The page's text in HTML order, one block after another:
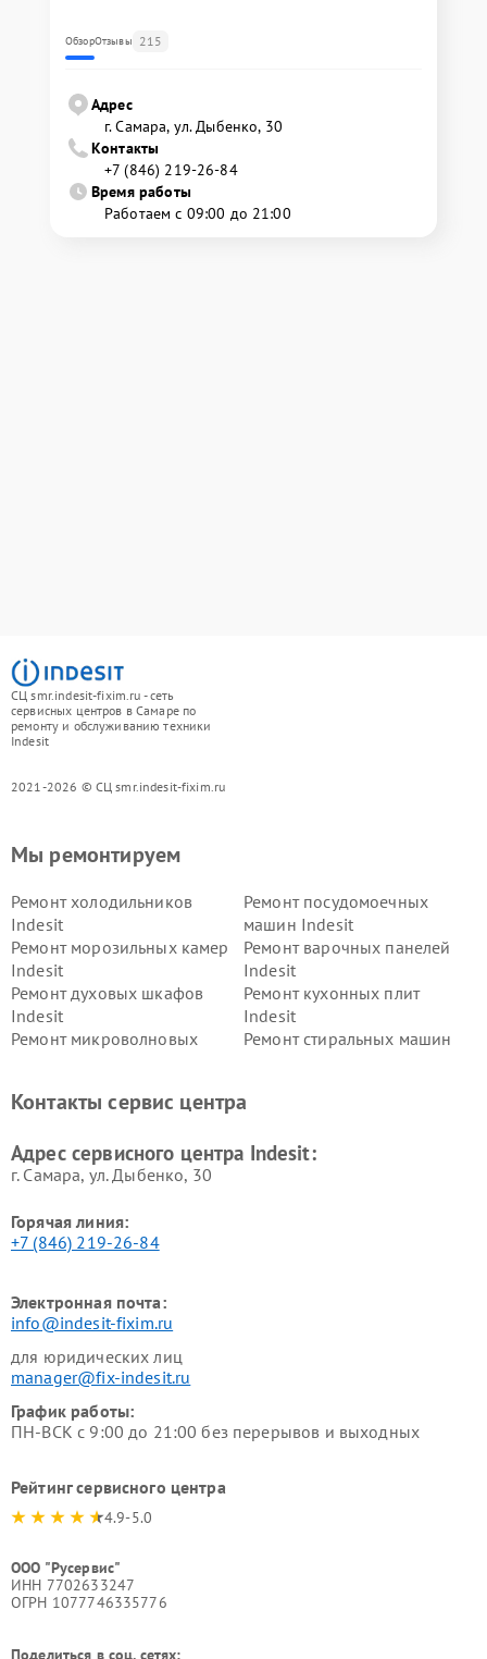
ОбзорОтзывы 215
Адрес
г. Самара, ул. Дыбенко, 30
Контакты
+7 (846) 219-26-84
Время работы
Работаем с 09:00 до 21:00
СЦ smr.indesit-fixim.ru - сеть
сервисных центров в Самаре по
ремонту и обслуживанию техники
Indesit
2021-2026 © СЦ smr.indesit-fixim.ru
Мы ремонтируем
Ремонт холодильников
Indesit
Ремонт посудомоечных
машин Indesit
Ремонт морозильных камер
Indesit
Ремонт варочных панелей
Indesit
Ремонт духовых шкафов
Indesit
Ремонт кухонных плит
Indesit
Ремонт микроволновых
Ремонт стиральных машин
Indesit
Indesit
Контакты сервис центра
Адрес сервисного центра Indesit:
г. Самара, ул. Дыбенко, 30
Горячая линия:
+7 (846) 219-26-84
Электронная почта:
info@indesit-fixim.ru
для юридических лиц
manager@fix-indesit.ru
График работы:
ПН-ВСК с 9:00 до 21:00 без перерывов и выходных
Рейтинг сервисного центра
4.9-5.0
ООО "Русервис"
ИНН 7702633247
ОГРН 1077746335776
Поделиться в соц. сетях: